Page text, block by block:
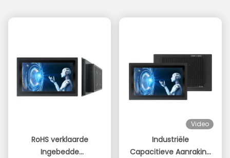
RoHS verklaarde
Ingebedde
Video
Industriële
Capacitieve Aanraking